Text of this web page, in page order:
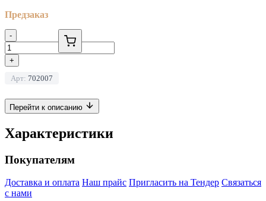
Предзаказ
-
+
Арт: 702007
Перейти к описанию
Характеристики
Покупателям
Доставка и оплата Наш прайс Пригласить на Тендер Связаться
с нами